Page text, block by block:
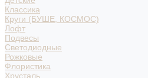
Классика
Круги (БУШЕ, КОСМОС)
Лофт
Подвесы
Светодиодные
Рожковые
Флористика
Хрусталь